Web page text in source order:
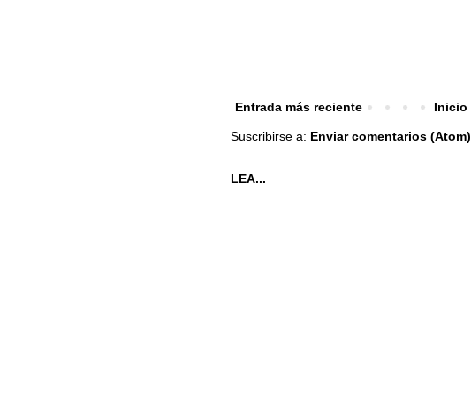
Entrada más reciente Inicio
Suscribirse a: Enviar comentarios (Atom)
LEA...